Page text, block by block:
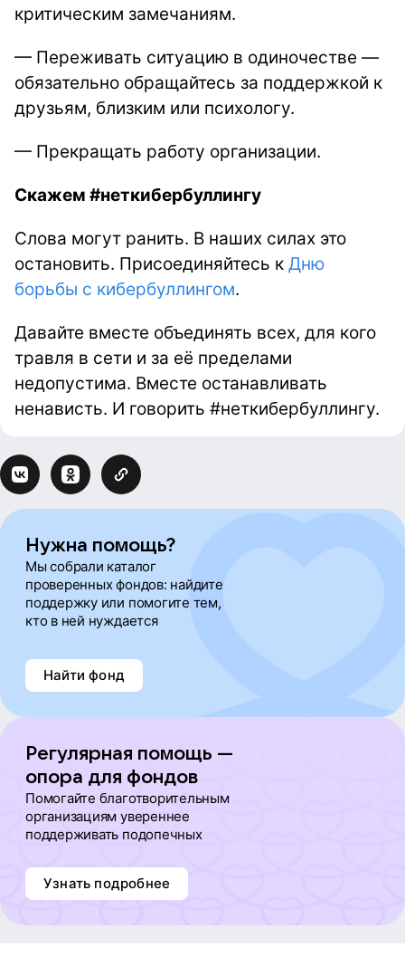
критическим замечаниям.
— Переживать ситуацию в одиночестве —
обязательно обращайтесь за поддержкой к
друзьям, близким или психологу.
— Прекращать работу организации.
Скажем #неткибербуллингу
Слова могут ранить. В наших силах это
остановить. Присоединяйтесь к Дню
борьбы с кибербуллингом.
Давайте вместе объединять всех, для кого
травля в сети и за её пределами
недопустима. Вместе останавливать
ненависть. И говорить #неткибербуллингу.
Нужна помощь?
Мы собрали каталог
проверенных фондов: найдите
поддержку или помогите тем,
кто в ней нуждается
Найти фонд
Регулярная помощь —
опора для фондов
Помогайте благотворительным
организациям увереннее
поддерживать подопечных
Узнать подробнее